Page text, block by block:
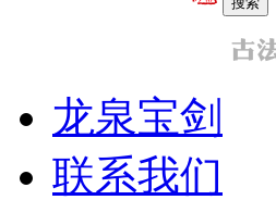
龙泉宝剑
联系我们